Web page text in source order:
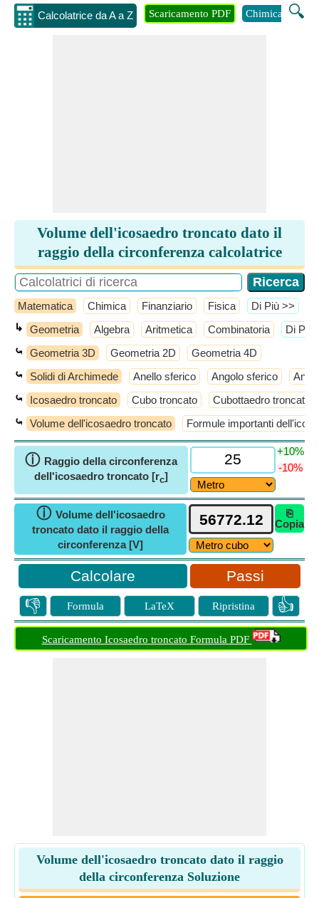
Calcolatrice da A a Z 🔍
Scaricamento PDF Chimica
Volume dell'icosaedro troncato dato il
raggio della circonferenza calcolatrice
Matematica Chimica Finanziario Fisica ​Di Più >>
↳ Geometria Algebra Aritmetica Combinatoria ​Di Più
⤿ Geometria 3D Geometria 2D Geometria 4D
⤿ Solidi di Archimede Anello sferico Angolo sferico
⤿ Icosaedro troncato Cubo troncato Cubottaedro troncato
⤿ Volume dell'icosaedro troncato Formule importanti
ⓘ Raggio della circonferenza
dell'icosaedro troncato [rc]
+10%
-10%
ⓘ Volume dell'icosaedro
troncato dato il raggio della
circonferenza [V]
⎘
Copia
Passi
👎 Formula LaTeX Ripristina 👍
Scaricamento Icosaedro troncato Formula PDF
Volume dell'icosaedro troncato dato il raggio
della circonferenza Soluzione